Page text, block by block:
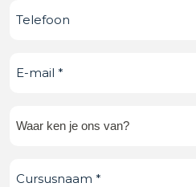
Telefoonnummer
E-
Waar
je
Cursusnaam (Vereist)